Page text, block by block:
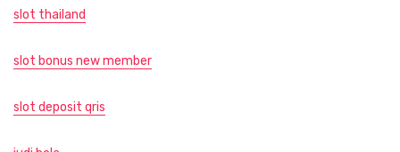
slot thailand
slot bonus new member
slot deposit qris